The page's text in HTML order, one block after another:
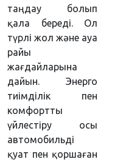
таңдау болып
қала береді. Ол
түрлі жол және ауа
райы
жағдайларына
дайын. Энерго
тиімділік пен
комфортты
үйлестіру осы
автомобильді
қуат пен қоршаған